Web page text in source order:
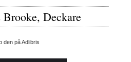
Deckare
den på Adlibris